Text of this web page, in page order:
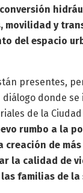
movilidad y
del espacio
presentes,
donde se
de la
rumbo a la
de más
la calidad de
familias de la